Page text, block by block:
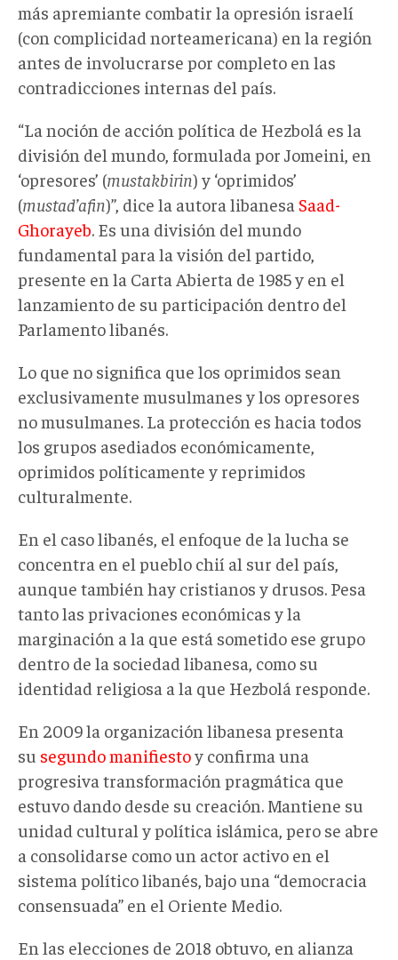
más apremiante combatir la opresión israelí
(con complicidad norteamericana) en la región
antes de involucrarse por completo en las
contradicciones internas del país.
“La noción de acción política de Hezbolá es la
división del mundo, formulada por Jomeini, en
‘opresores’ (mustakbirin) y ‘oprimidos’
(mustad’afin)”, dice la autora libanesa Saad-
Ghorayeb. Es una división del mundo
fundamental para la visión del partido,
presente en la Carta Abierta de 1985 y en el
lanzamiento de su participación dentro del
Parlamento libanés.
Lo que no significa que los oprimidos sean
exclusivamente musulmanes y los opresores
no musulmanes. La protección es hacia todos
los grupos asediados económicamente,
oprimidos políticamente y reprimidos
culturalmente.
En el caso libanés, el enfoque de la lucha se
concentra en el pueblo chií al sur del país,
aunque también hay cristianos y drusos. Pesa
tanto las privaciones económicas y la
marginación a la que está sometido ese grupo
dentro de la sociedad libanesa, como su
identidad religiosa a la que Hezbolá responde.
En 2009 la organización libanesa presenta
su segundo manifiestoy confirma una
progresiva transformación pragmática que
estuvo dando desde su creación. Mantiene su
unidad cultural y política islámica, pero se abre
a consolidarse como un actor activo en el
sistema político libanés, bajo una “democracia
consensuada” en el Oriente Medio.
En las elecciones de 2018 obtuvo, en alianza